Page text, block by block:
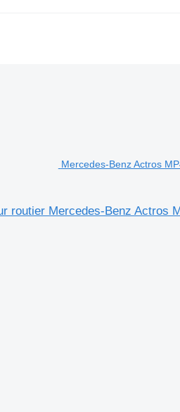
Mercedes-Benz Actros
routier Mercedes-Benz Actros